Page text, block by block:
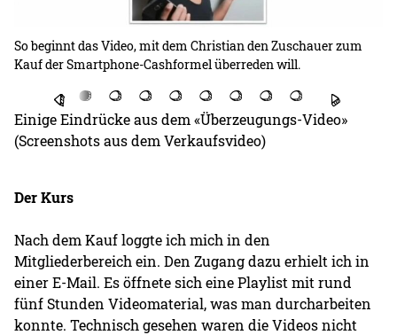
So beginnt das Video, mit dem Christian den Zuschauer zum
Kauf der Smartphone-Cashformel überreden will.
Einige Eindrücke aus dem «Überzeugungs-Video»
(Screenshots aus dem Verkaufsvideo)
Der Kurs
Nach dem Kauf loggte ich mich in den
Mitgliederbereich ein. Den Zugang dazu erhielt ich in
einer E-Mail. Es öffnete sich eine Playlist mit rund
fünf Stunden Videomaterial, was man durcharbeiten
konnte. Technisch gesehen waren die Videos nicht